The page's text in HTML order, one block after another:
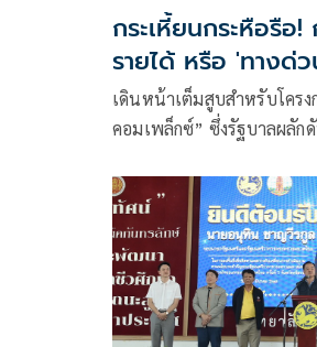
กระเหี้ยนกระหือรือ
รายได้ หรือ 'ทางด่
แพทองธาร
เดินหน้าเต็มสูบสำหรับโคร
คอมเพล็กซ์” ซึ่งรัฐบาลผลัก
จำกัดไม่เกิน 10% ของพื้น